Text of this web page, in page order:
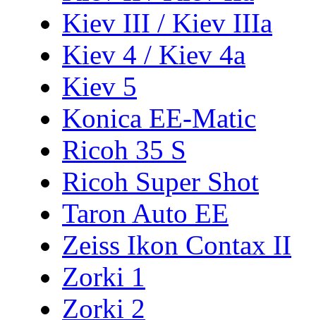
Kiev III / Kiev IIIa
Kiev 4 / Kiev 4a
Kiev 5
Konica EE-Matic
Ricoh 35 S
Ricoh Super Shot
Taron Auto EE
Zeiss Ikon Contax II
Zorki 1
Zorki 2